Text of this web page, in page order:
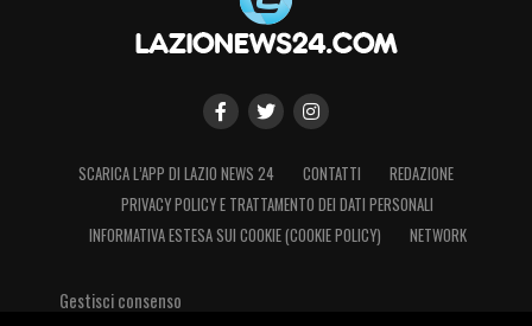
menischi rappresentano due elementi
incoraggianti in vista del percorso che lo
Lotito abbassa le pretese per Gila
SCARICA L’APP DI LAZIO NEWS 24 CONTATTI
REDAZIONE
PRIVACY POLICY E TRATTAMENTO DEI DATI PERSONALI
INFORMATIVA ESTESA SUI COOKIE (COOKIE POLICY)
NETWORK
Gestisci consenso